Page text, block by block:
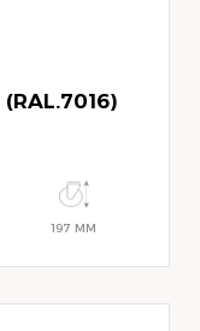
(RAL.7016)
197 MM